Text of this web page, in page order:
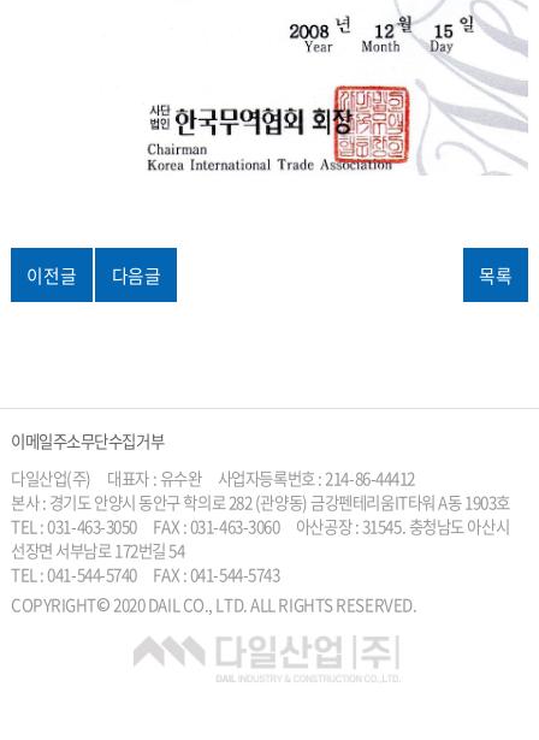
이전글 다음글 목록
이메일주소무단수집거부
다일산업(주)
대표자 : 유수완
사업자등록번호 : 214-86-44412
본사 : 경기도 안양시 동안구 학의로 282 (관양동) 금강펜테리움IT타워 A동 1903호
TEL : 031-463-3050
FAX : 031-463-3060
아산공장 : 31545. 충청남도 아산시
선장면 서부남로 172번길 54
TEL : 041-544-5740
FAX : 041-544-5743
COPYRIGHT© 2020 DAIL CO., LTD. ALL RIGHTS RESERVED.